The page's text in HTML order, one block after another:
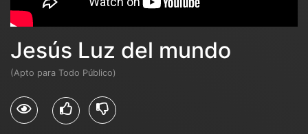
Jesús Luz del mundo
(Apto para Todo Público)